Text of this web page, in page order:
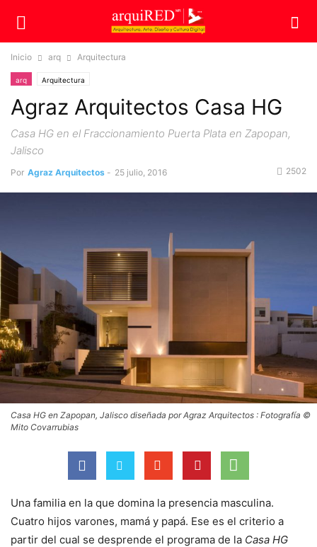
Inicio arq Arquitectura
arq Arquitectura
Agraz Arquitectos Casa HG
Casa HG en el Fraccionamiento Puerta Plata en Zapopan,
Jalisco
Por Agraz Arquitectos - 25 julio, 2016 2502
Casa HG en Zapopan, Jalisco diseñada por Agraz Arquitectos : Fotografía ©
Mito Covarrubias
Una familia en la que domina la presencia masculina.
Cuatro hijos varones, mamá y papá. Ese es el criterio a
partir del cual se desprende el programa de la Casa HG